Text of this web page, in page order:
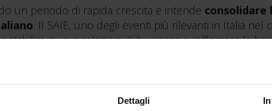
Dettagli
un periodo di rapida crescita e intende consolidare
. Il SAIE, uno degli eventi più rilevanti in Italia nel
nuove relazioni di business e rafforzare la